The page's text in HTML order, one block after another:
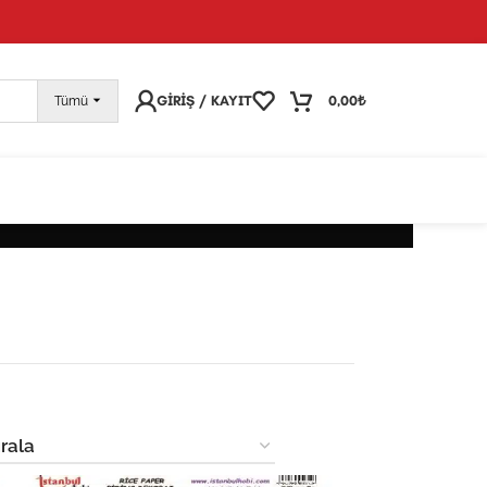
vermeye devam edebilirsiniz; tüm kargolarınız
Tümü GIRIŞ / KAYIT 0,00₺